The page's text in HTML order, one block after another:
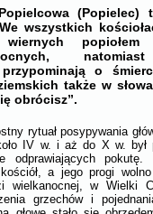
(Popielec)
wszystkich
wiernych
o
także w
obrócisz”.
rytuał posypywania
IV w. i aż do X w. był
odprawiających
a jego progi
wielkanocnej, w Wielki
grzechów i